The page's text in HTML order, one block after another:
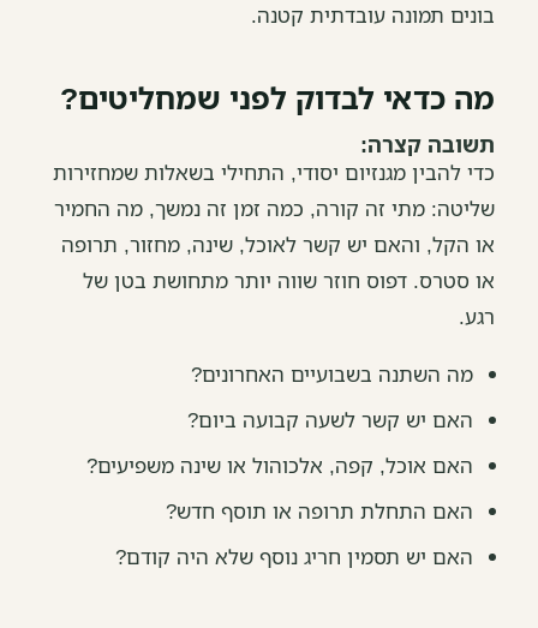
בונים תמונה עובדתית קטנה.
מה כדאי לבדוק לפני שמחליטים?
תשובה קצרה:
כדי להבין מגנזיום יסודי, התחילי בשאלות שמחזירות
שליטה: מתי זה קורה, כמה זמן זה נמשך, מה החמיר
או הקל, והאם יש קשר לאוכל, שינה, מחזור, תרופה
או סטרס. דפוס חוזר שווה יותר מתחושת בטן של
רגע.
מה השתנה בשבועיים האחרונים?
האם יש קשר לשעה קבועה ביום?
האם אוכל, קפה, אלכוהול או שינה משפיעים?
האם התחלת תרופה או תוסף חדש?
האם יש תסמין חריג נוסף שלא היה קודם?